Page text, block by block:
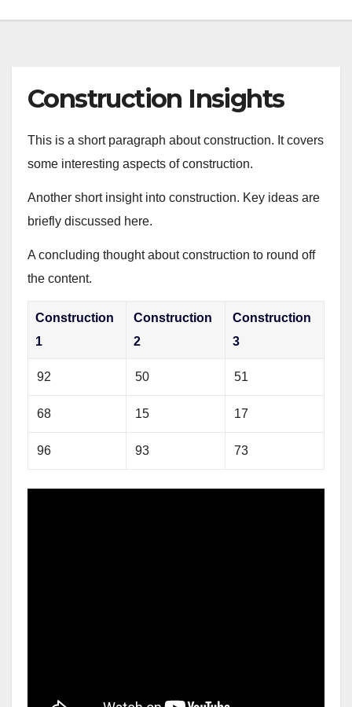
Construction Insights
This is a short paragraph about construction. It covers
some interesting aspects of construction.
Another short insight into construction. Key ideas are
briefly discussed here.
A concluding thought about construction to round off
the content.
Construction
1
Construction
2
Construction
3
92 50 51
68 15 17
96 93 73